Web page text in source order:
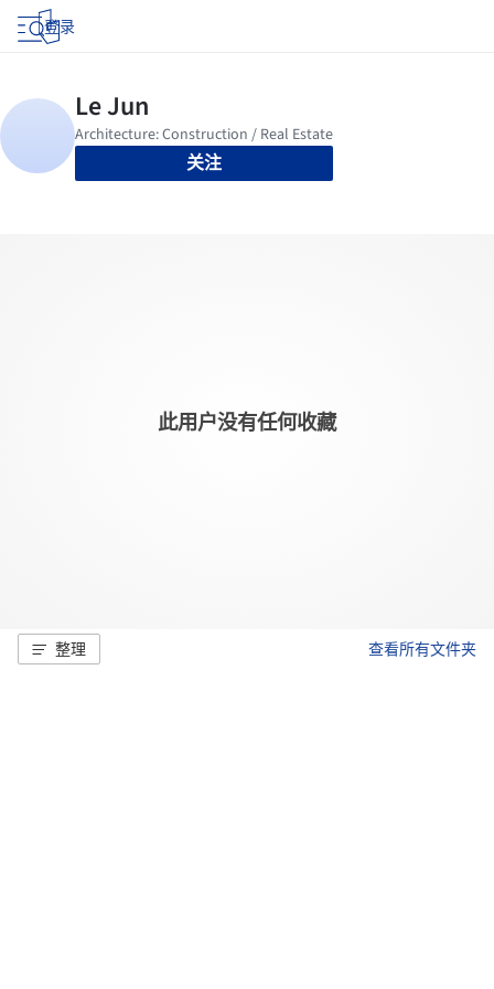
登录
关注
此用户没有任何收藏
整理 查看所有文件夹